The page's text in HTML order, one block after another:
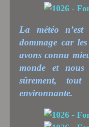
La météo
dommage car
avons connu
monde et nous
sûrement,
environnante.